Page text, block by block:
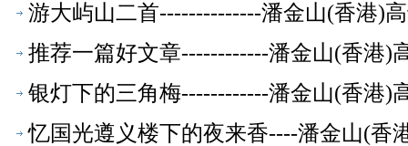
游大屿山二首--------------潘金山(香港)
推荐一篇好文章------------潘金山(香港)
银灯下的三角梅------------潘金山(香港)
忆国光遵义楼下的夜来香----潘金山(香